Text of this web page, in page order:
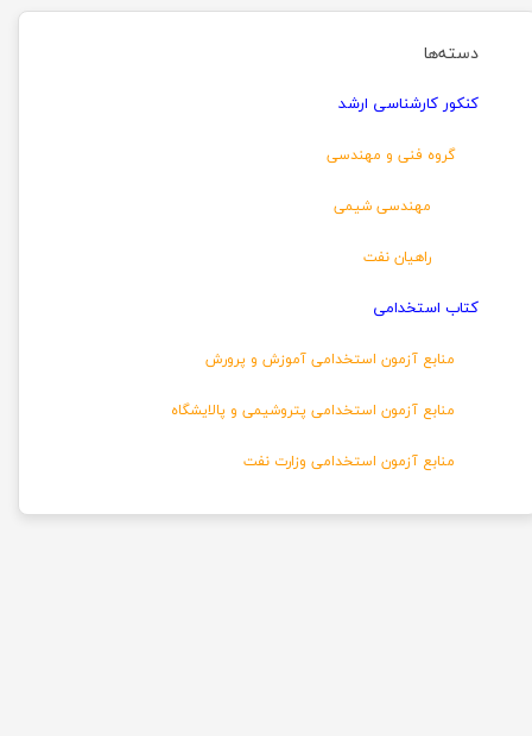
دسته‌ها
کنکور کارشناسی ارشد
گروه فنی و مهندسی
مهندسی شیمی
راهیان نفت
کتاب استخدامی
منابع آزمون استخدامی آموزش و پرورش
منابع آزمون استخدامی پتروشیمی و پالایشگاه
منابع آزمون استخدامی وزارت نفت